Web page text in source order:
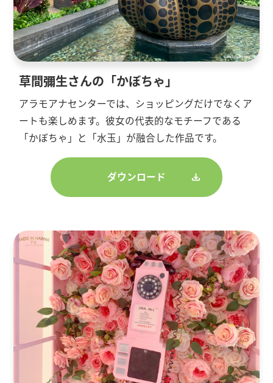
草間彌生さんの「かぼちゃ」
アラモアナセンターでは、ショッピングだけでなくア
ートも楽しめます。彼女の代表的なモチーフである
「かぼちゃ」と「水玉」が融合した作品です。
ダウンロード